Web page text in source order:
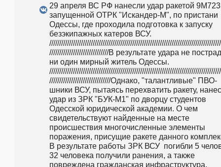
29 апреля ВС РФ нанесли удар ракетой
запущенной ОТРК "Искандер-М", по пристани
Одессы, где проходила подготовка к запуску
безэкипажных катеров ВСУ.
//////////////////////////////В результате удара не
ни один мирный житель Одессы.
///////////////////////////////Однако, "талантливые" ПВО-
шники ВСУ, пытаясь перехватить ракету,
удар из ЗРК "БУК-М1" по дворцу студентов
Одесской юридической академии. О чем
свидетельствуют найденные на месте
происшествия многочисленные элементы
поражения, присущие ракете данного
В результате работы ЗРК ВСУ  погибли 5
32 человека получили ранения, а также
повреждена гражданская инфраструктура.